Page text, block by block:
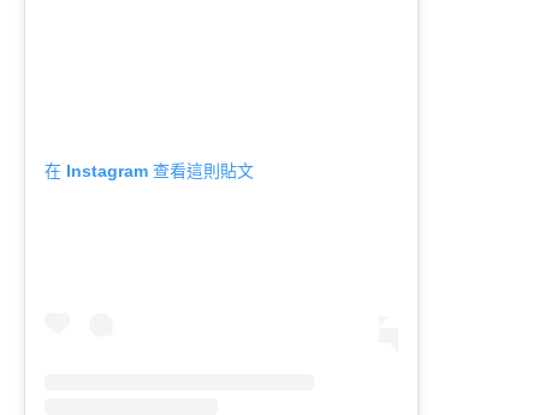
在 Instagram 查看這則貼文